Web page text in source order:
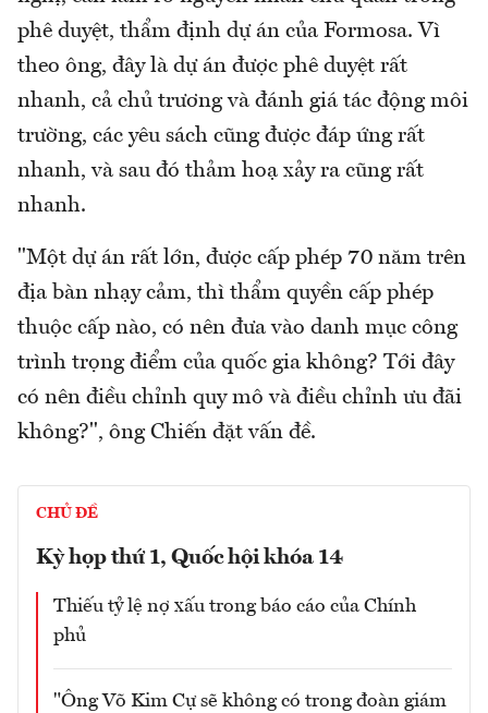
phê duyệt, thẩm định dự án của Formosa. Vì
theo ông, đây là dự án được phê duyệt rất
nhanh, cả chủ trương và đánh giá tác động môi
trường, các yêu sách cũng được đáp ứng rất
nhanh, và sau đó thảm hoạ xảy ra cũng rất
nhanh.
"Một dự án rất lớn, được cấp phép 70 năm trên
địa bàn nhạy cảm, thì thẩm quyền cấp phép
thuộc cấp nào, có nên đưa vào danh mục công
trình trọng điểm của quốc gia không? Tới đây
có nên điều chỉnh quy mô và điều chỉnh ưu đãi
không?", ông Chiến đặt vấn đề.
CHỦ ĐỀ
Kỳ họp thứ 1, Quốc hội khóa 14
Thiếu tỷ lệ nợ xấu trong báo cáo của Chính
phủ
"Ông Võ Kim Cự sẽ không có trong đoàn giám